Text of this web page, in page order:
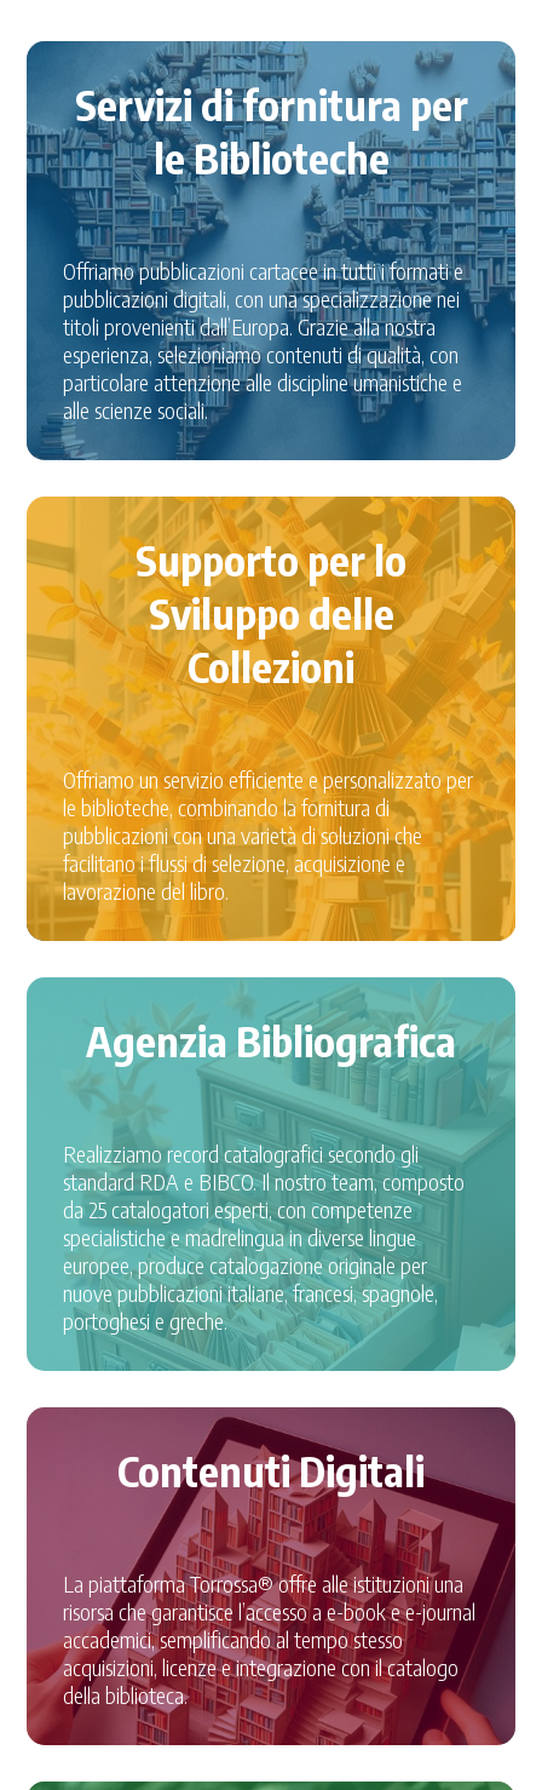
Servizi di fornitura per
le Biblioteche
Offriamo pubblicazioni cartacee in tutti i formati e
pubblicazioni digitali, con una specializzazione nei
titoli provenienti dall’Europa. Grazie alla nostra
esperienza, selezioniamo contenuti di qualità, con
particolare attenzione alle discipline umanistiche e
alle scienze sociali.
Supporto per lo
Sviluppo delle
Collezioni
Offriamo un servizio efficiente e personalizzato per
le biblioteche, combinando la fornitura di
pubblicazioni con una varietà di soluzioni che
facilitano i flussi di selezione, acquisizione e
lavorazione del libro.
Agenzia Bibliografica
Realizziamo record catalografici secondo gli
standard RDA e BIBCO. Il nostro team, composto
da 25 catalogatori esperti, con competenze
specialistiche e madrelingua in diverse lingue
europee, produce catalogazione originale per
nuove pubblicazioni italiane, francesi, spagnole,
portoghesi e greche.
Contenuti Digitali
La piattaforma Torrossa® offre alle istituzioni una
risorsa che garantisce l’accesso a e-book e e-journal
accademici, semplificando al tempo stesso
acquisizioni, licenze e integrazione con il catalogo
della biblioteca.